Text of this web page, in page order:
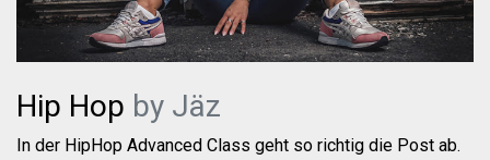
Hip Hop by Jäz
In der HipHop Advanced Class geht so richtig die Post ab.